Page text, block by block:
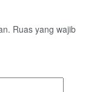
Ruas yang wajib